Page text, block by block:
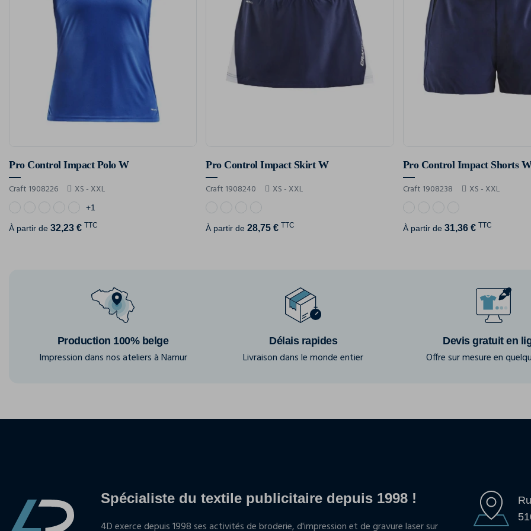
Pro Control Impact Polo W
Craft 1908226 XS - XXL
+1
À partir de 32,23 € TTC
Pro Control Impact Skirt W
Craft 1908240 XS - XXL
À partir de28,75 € TTC
Pro Control Impact Shorts W
Craft 1908238 XS - XXL
À partir de 31,36 € TTC
Production 100% belge
Impression dans nos ateliers à Namur
Délais rapides
Livraison dans le monde entier
Devis gratuit en
Offre sur mesure en
Spécialiste du textile publicitaire depuis 1998 !
4D exerce depuis 1998 ses activités de broderie, d'impression et de gravure laser sur